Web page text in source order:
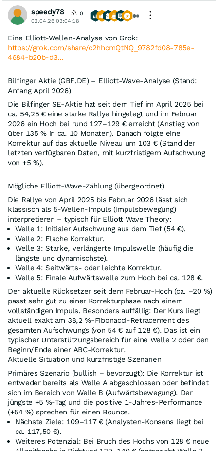
speedy78
0
02.04.26 03:04:18
Eine Elliott-Wellen-Analyse von Grok:
https://grok.com/share/c2hhcmQtNQ_9782fd08-785e-
4684-b20b-d3…
Bilfinger Aktie (GBF.DE) – Elliott-Wave-Analyse (Stand:
Anfang April 2026)
Die Bilfinger SE-Aktie hat seit dem Tief im April 2025 bei
ca. 54,25 € eine starke Rallye hingelegt und im Februar
2026 ein Hoch bei rund 127–129 € erreicht (Anstieg von
über 135 % in ca. 10 Monaten). Danach folgte eine
Korrektur auf das aktuelle Niveau um 103 € (Stand der
letzten verfügbaren Daten, mit kurzfristigem Aufschwung
von +5 %).
Mögliche Elliott-Wave-Zählung (übergeordnet)
Die Rallye von April 2025 bis Februar 2026 lässt sich
klassisch als 5-Wellen-Impuls (Impulsbewegung)
interpretieren – typisch für Elliott Wave Theory:
Welle 1: Initialer Aufschwung aus dem Tief (54 €).
Welle 2: Flache Korrektur.
Welle 3: Starke, verlängerte Impulswelle (häufig die
längste und dynamischste).
Welle 4: Seitwärts- oder leichte Korrektur.
Welle 5: Finale Aufwärtswelle zum Hoch bei ca. 128 €.
Der aktuelle Rücksetzer seit dem Februar-Hoch (ca. –20 %)
passt sehr gut zu einer Korrekturphase nach einem
vollständigen Impuls. Besonders auffällig: Der Kurs liegt
aktuell exakt am 38,2 %-Fibonacci-Retracement des
gesamten Aufschwungs (von 54 € auf 128 €). Das ist ein
typischer Unterstützungsbereich für eine Welle 2 oder den
Beginn/Ende einer ABC-Korrektur.
Aktuelle Situation und kurzfristige Szenarien
Primäres Szenario (bullish – bevorzugt): Die Korrektur ist
entweder bereits als Welle A abgeschlossen oder befindet
sich im Bereich von Welle B (Aufwärtsbewegung). Der
jüngste +5 %-Tag und die positive 1-Jahres-Performance
(+54 %) sprechen für einen Bounce.
Nächste Ziele: 109–117 € (Analysten-Konsens liegt bei
ca. 117,50 €).
Weiteres Potenzial: Bei Bruch des Hochs von 128 € neue